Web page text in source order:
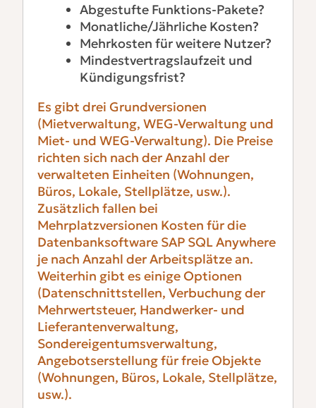
Abgestufte Funktions-Pakete?
Monatliche/Jährliche Kosten?
Mehrkosten für weitere Nutzer?
Mindestvertragslaufzeit und
Kündigungsfrist?
Es gibt drei Grundversionen
(Mietverwaltung, WEG-Verwaltung und
Miet- und WEG-Verwaltung). Die Preise
richten sich nach der Anzahl der
verwalteten Einheiten (Wohnungen,
Büros, Lokale, Stellplätze, usw.).
Zusätzlich fallen bei
Mehrplatzversionen Kosten für die
Datenbanksoftware SAP SQL Anywhere
je nach Anzahl der Arbeitsplätze an.
Weiterhin gibt es einige Optionen
(Datenschnittstellen, Verbuchung der
Mehrwertsteuer, Handwerker- und
Lieferantenverwaltung,
Sondereigentumsverwaltung,
Angebotserstellung für freie Objekte
(Wohnungen, Büros, Lokale, Stellplätze,
usw.).